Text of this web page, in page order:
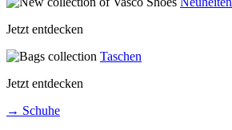
Jetzt entdecken
Taschen
Jetzt entdecken
→ Schuhe